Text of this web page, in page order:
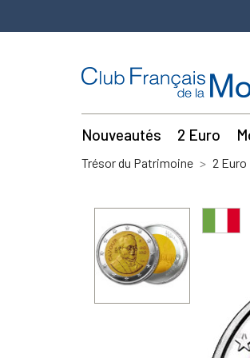
Nouveautés 2 Euro
Trésor du Patrimoine 2 Euro